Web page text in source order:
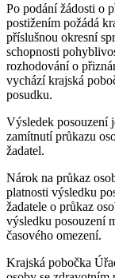
Po podání žádosti o
postižením požádá
příslušnou okresní
schopnosti
rozhodování o
vychází krajská
posudku.
Výsledek posouzení
zamítnutí průkazu
žadatel.
Nárok na průkaz
platnosti výsledku
žadatele o průkaz
výsledku posouzení
časového omezení.
Krajská pobočka